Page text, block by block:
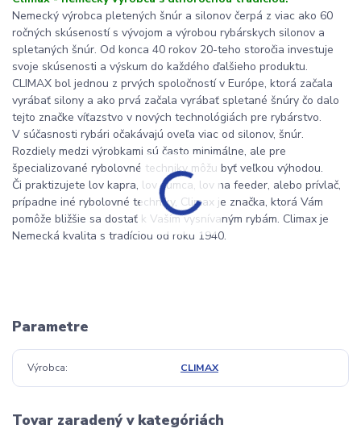
Nemecký výrobca pletených šnúr a silonov čerpá z viac ako 60
ročných skúseností s vývojom a výrobou rybárskych silonov a
spletaných šnúr. Od konca 40 rokov 20-teho storočia investuje
svoje skúsenosti a výskum do každého ďalšieho produktu.
CLIMAX bol jednou z prvých spoločností v Európe, ktorá začala
vyrábať silony a ako prvá začala vyrábať spletané šnúry čo dalo
tejto značke víťazstvo v nových technológiách pre rybárstvo.
V súčasnosti rybári očakávajú oveľa viac od silonov, šnúr.
Rozdiely medzi výrobkami sú často minimálne, ale pre
špecializované rybolovné techniky môžu byť veľkou výhodou.
Či praktizujete lov kapra, lov sumca, lov na feeder, alebo prívlač,
prípadne iné rybolovné techniky, Climax je značka, ktorá Vám
pomôže bližšie sa dostať k Vaším vysnívaným rybám. Climax je
Nemecká kvalita s tradíciou od roku 1940.
Parametre
Výrobca CLIMAX
Tovar zaradený v kategóriách